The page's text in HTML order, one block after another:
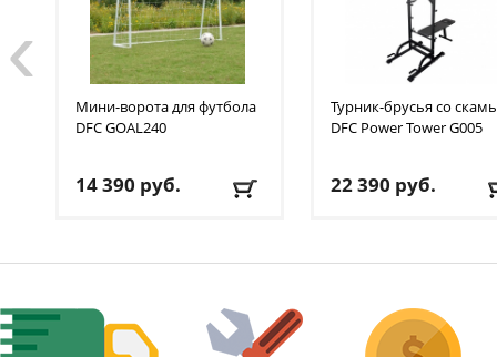
Мини-ворота для футбола
DFCGOAL240
14 390 руб.
1-2 дня
Турник-брусья со
DFC Power Tower G005
22 390 руб.
1-2 дня
‹